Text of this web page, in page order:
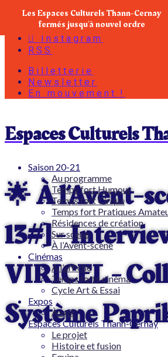
Les Espaces Culturels Thann-Cernay
fermés jusqu‘à nouvel ordre
Facebook
Google
Instagram
RSS
Billetterie
Newsletter
En mouvement !
Espaces Culturels
Saison 20-21
Au programme
Temps fort Humour
Temps fort Cirque
Temps fort Pratiques
Résidences de création
Sur scène
À l’Avent-scène
Cinémas
A l’affiche
Temps forts cinéma
Cycle Art & Essai
Expos
À voir
Espaces Culturels Thann-Cernay
Le projet
Histoire et fusion
🌟 À l’Avent-
13#] -
VIRICEL -
Système